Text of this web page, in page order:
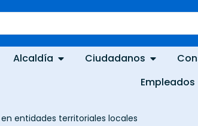
Alcaldía Ciudadanos
Empleados
entidades territoriales locales